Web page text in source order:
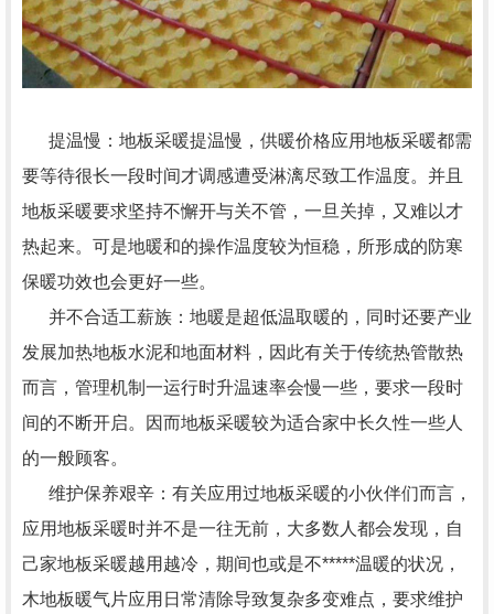
提温慢：地板采暖提温慢，供暖价格应用地板采暖都需
要等待很长一段时间才调感遭受淋漓尽致工作温度。并且
地板采暖要求坚持不懈开与关不管，一旦关掉，又难以才
热起来。可是地暖和的操作温度较为恒稳，所形成的防寒
保暖功效也会更好一些。
并不合适工薪族：地暖是超低温取暖的，同时还要产业
发展加热地板水泥和地面材料，因此有关于传统热管散热
而言，管理机制一运行时升温速率会慢一些，要求一段时
间的不断开启。因而地板采暖较为适合家中长久性一些人
的一般顾客。
维护保养艰辛：有关应用过地板采暖的小伙伴们而言，
应用地板采暖时并不是一往无前，大多数人都会发现，自
己家地板采暖越用越冷，期间也或是不*****温暖的状况，
木地板暖气片应用日常清除导致复杂多变难点，要求维护